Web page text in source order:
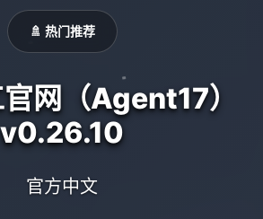
🚿 热门推荐
网（Agent17）
v0.26.10
官方中文